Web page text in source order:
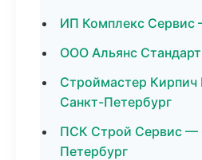
ИП Комплекс Сервис
ООО Альянс
Строймастер
Санкт-Петербург
ПСК Строй Сервис —
Петербург